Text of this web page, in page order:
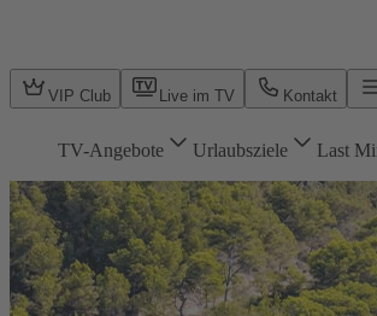
VIP Club Live im TV Kontakt
TV-Angebote Urlaubsziele Last